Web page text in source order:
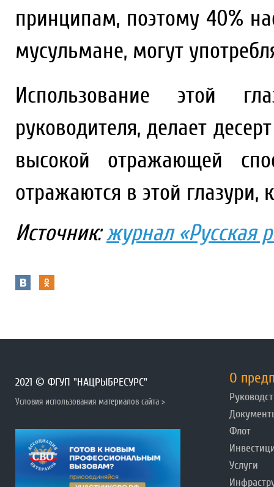
принципам, поэтому 40%
мусульмане, могут
Использование этой
руководителя, делает
высокой отражающей
отражаются в этой глазури,
Источник:журнал «Русская
2021 © ФГУП "НАЦРЫБРЕСУРС"
Условия использования материалов сайта >
О
Флот
Услуги